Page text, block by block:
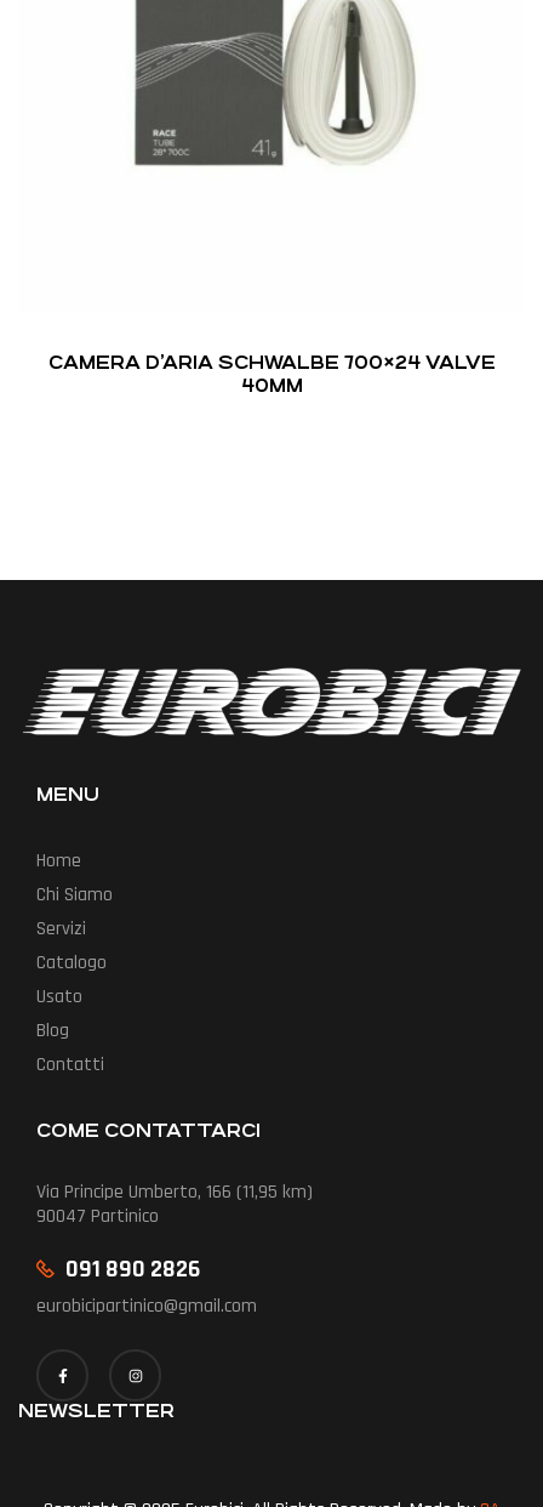
CAMERA D’ARIA SCHWALBE 700×24 VALVE
40MM
MENU
Home
Chi Siamo
Servizi
Catalogo
Usato
Blog
Contatti
COME CONTATTARCI
Via Principe Umberto, 166 (11,95 km)
90047 Partinico
091 890 2826
eurobicipartinico@gmail.com
NEWSLETTER